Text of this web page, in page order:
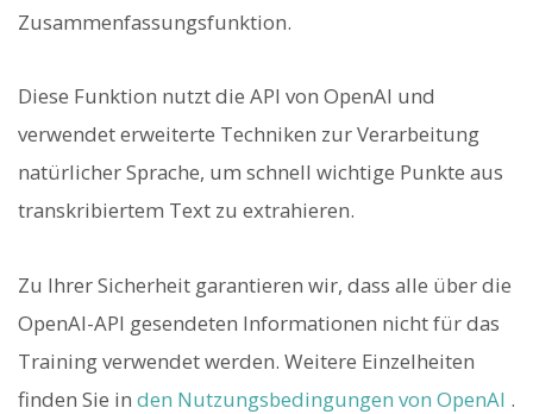
Zusammenfassungsfunktion.
Diese Funktion nutzt die API von OpenAI und
verwendet erweiterte Techniken zur Verarbeitung
natürlicher Sprache, um schnell wichtige Punkte aus
transkribiertem Text zu extrahieren.
Zu Ihrer Sicherheit garantieren wir, dass alle über die
OpenAI-API gesendeten Informationen nicht für das
Training verwendet werden. Weitere Einzelheiten
finden Sie in den Nutzungsbedingungen von OpenAI .